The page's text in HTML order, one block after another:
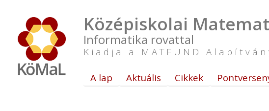
Középiskolai
Informatika rovattal
Kiadja a MATFUND
A lap Aktuális Cikkek